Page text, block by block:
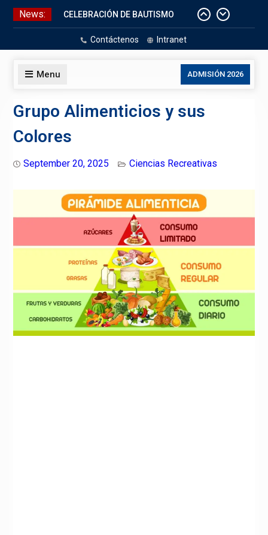
Skip
News:
CELEBRACIÓN DE BAUTISMO
Pizarras Inteligentes
Laboratorios de Cómputo
Contáctenos Intranet
Menu ADMISIÓN 2026
Grupo Alimenticios y sus
Colores
September 20, 2025 Ciencias Recreativas